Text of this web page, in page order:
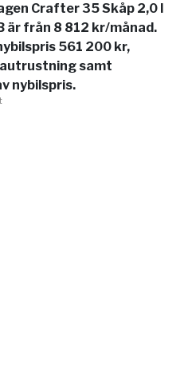
Crafter 35 Skåp 2,0 l
är från 8 812 kr/månad.
561 200 kr,
samt
nybilspris.